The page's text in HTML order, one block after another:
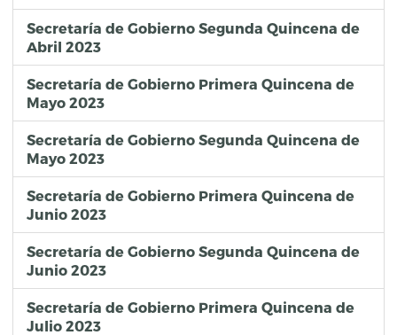
Secretaría de Gobierno Segunda Quincena de
Abril 2023
Secretaría de Gobierno Primera Quincena de
Mayo 2023
Secretaría de Gobierno Segunda Quincena de
Mayo 2023
Secretaría de Gobierno Primera Quincena de
Junio 2023
Secretaría de Gobierno Segunda Quincena de
Junio 2023
Secretaría de Gobierno Primera Quincena de
Julio 2023